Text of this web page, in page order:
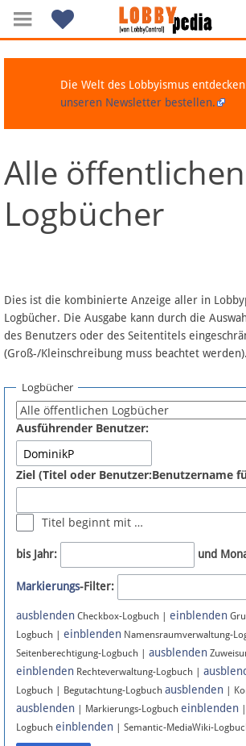
Navigation
Über Lobbypedia
Artikel nach Kategorien
FAQ
Fördermitglied werden
Fehler melden
Newsletter
Bluesky
Facebook
Instagram
Anmelden
Die Welt des Lobbyismus
unseren Newsletter bestellen.
Alle öffentlichen
Logbücher
Dies ist die kombinierte Anzeige aller in
Logbücher. Die Ausgabe kann durch die
des Benutzers oder des Seitentitels
(Groß-/Kleinschreibung muss beachtet werden).
Logbücher
Ausführender Benutzer:
Ziel (Titel oder Benutzer:Benutzername
Titel beginnt mit …
bis Jahr: und
Markierungs-Filter:
ausblenden Checkbox-Logbuch | einblenden
Logbuch | einblenden Namensraumverwaltung-
Seitenberechtigung-Logbuch | ausblenden
einblenden Rechteverwaltung-Logbuch |
Logbuch | Begutachtung-Logbuch ausblenden |
ausblenden | Markierungs-Logbuch einblenden
Logbuch einblenden | Semantic-MediaWiki-